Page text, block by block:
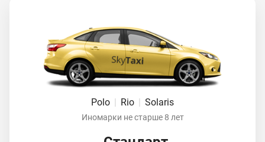
Polo | Rio | Solaris
Иномарки не старше 8 лет